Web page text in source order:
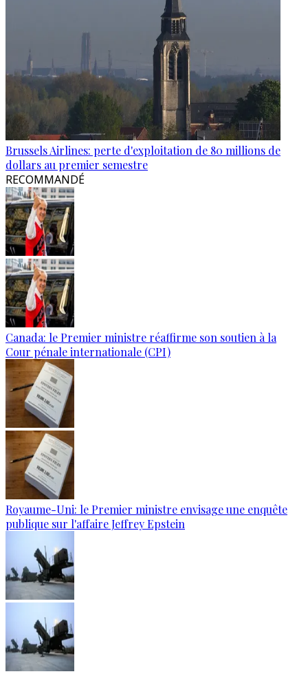
Brussels Airlines: perte d'exploitation de 80 millions de
dollars au premier semestre
RECOMMANDÉ
Canada: le Premier ministre réaffirme son soutien à la
Cour pénale internationale (CPI)
Royaume-Uni: le Premier ministre envisage une enquête
publique sur l'affaire Jeffrey Epstein